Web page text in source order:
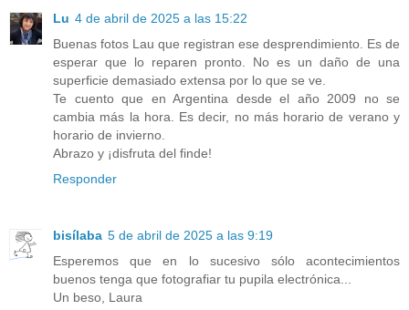
Lu 4 de abril de 2025 a las 15:22
Buenas fotos Lau que registran ese desprendimiento. Es de
esperar que lo reparen pronto. No es un daño de una
superficie demasiado extensa por lo que se ve.
Te cuento que en Argentina desde el año 2009 no se
cambia más la hora. Es decir, no más horario de verano y
horario de invierno.
Abrazo y ¡disfruta del finde!
Responder
bisílaba 5 de abril de 2025 a las 9:19
Esperemos que en lo sucesivo sólo acontecimientos
buenos tenga que fotografiar tu pupila electrónica...
Un beso, Laura